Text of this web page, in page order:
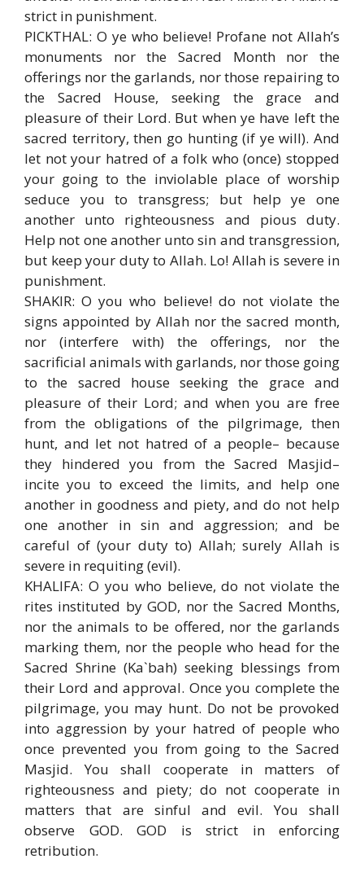
strict in punishment.
PICKTHAL: O ye who believe! Profane not Allah’s
monuments nor the Sacred Month nor the
offerings nor the garlands, nor those repairing to
the Sacred House, seeking the grace and
pleasure of their Lord. But when ye have left the
sacred territory, then go hunting (if ye will). And
let not your hatred of a folk who (once) stopped
your going to the inviolable place of worship
seduce you to transgress; but help ye one
another unto righteousness and pious duty.
Help not one another unto sin and transgression,
but keep your duty to Allah. Lo! Allah is severe in
punishment.
SHAKIR: O you who believe! do not violate the
signs appointed by Allah nor the sacred month,
nor (interfere with) the offerings, nor the
sacrificial animals with garlands, nor those going
to the sacred house seeking the grace and
pleasure of their Lord; and when you are free
from the obligations of the pilgrimage, then
hunt, and let not hatred of a people– because
they hindered you from the Sacred Masjid–
incite you to exceed the limits, and help one
another in goodness and piety, and do not help
one another in sin and aggression; and be
careful of (your duty to) Allah; surely Allah is
severe in requiting (evil).
KHALIFA: O you who believe, do not violate the
rites instituted by GOD, nor the Sacred Months,
nor the animals to be offered, nor the garlands
marking them, nor the people who head for the
Sacred Shrine (Ka`bah) seeking blessings from
their Lord and approval. Once you complete the
pilgrimage, you may hunt. Do not be provoked
into aggression by your hatred of people who
once prevented you from going to the Sacred
Masjid. You shall cooperate in matters of
righteousness and piety; do not cooperate in
matters that are sinful and evil. You shall
observe GOD. GOD is strict in enforcing
retribution.